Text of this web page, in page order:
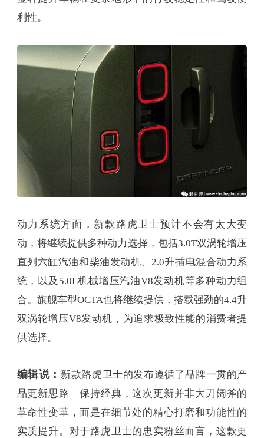
利性。
动力系统方面，新款路虎卫士预计不会有太大变
动，将继续提供多种动力选择，包括3.0T双涡轮增压
直列六缸汽油和柴油发动机、2.0升插电混合动力系
统，以及5.0L机械增压汽油V8发动机等多种动力组
合。旗舰车型OCTA也将继续提供，搭载强劲的4.4升
双涡轮增压V8发动机，为追求极致性能的消费者提
供选择。
编辑说： 新款路虎卫士的发布遵循了品牌一贯的产
品更新思路—保持经典，这次更新并非大刀阔斧的
革命性变革，而是在细节处的精心打磨和功能性的
实质提升。对于路虎卫士的忠实粉丝而言，这款更